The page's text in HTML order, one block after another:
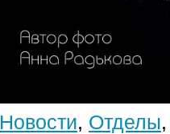
Новости, Отделы